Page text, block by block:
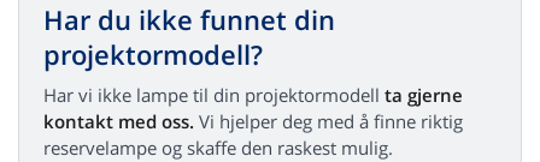
Har du ikke funnet din
projektormodell?
Har vi ikke lampe til din projektormodell ta gjerne
kontakt med oss. Vi hjelper deg med å finne riktig
reservelampe og skaffe den raskest mulig.